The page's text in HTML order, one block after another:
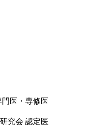
医・専修医
究会 認定医